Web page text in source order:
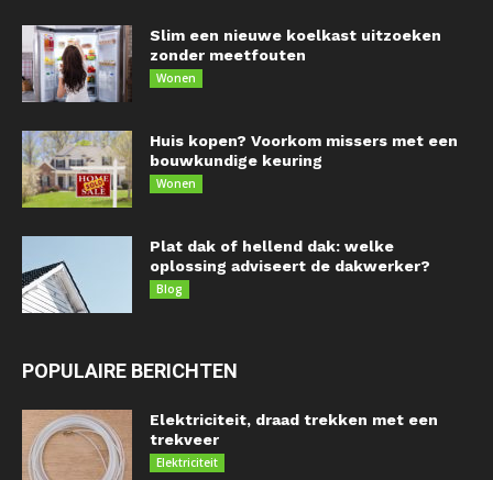
Slim een nieuwe koelkast uitzoeken
zonder meetfouten
Wonen
Huis kopen? Voorkom missers met een
bouwkundige keuring
Wonen
Plat dak of hellend dak: welke
oplossing adviseert de dakwerker?
Blog
POPULAIRE BERICHTEN
Elektriciteit, draad trekken met een
trekveer
Elektriciteit